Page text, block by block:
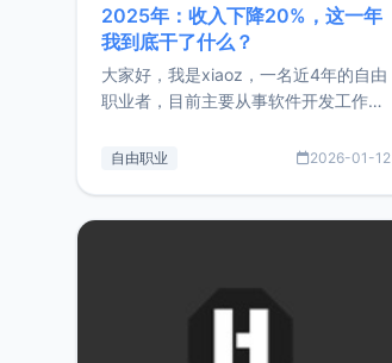
2025年：收入下降20%，这一年
我到底干了什么？
大家好，我是xiaoz，一名近4年的自由
职业者，目前主要从事软件开发工作。
的总结，内容主要包括：工作、学习、
自由职业 2026-01-12